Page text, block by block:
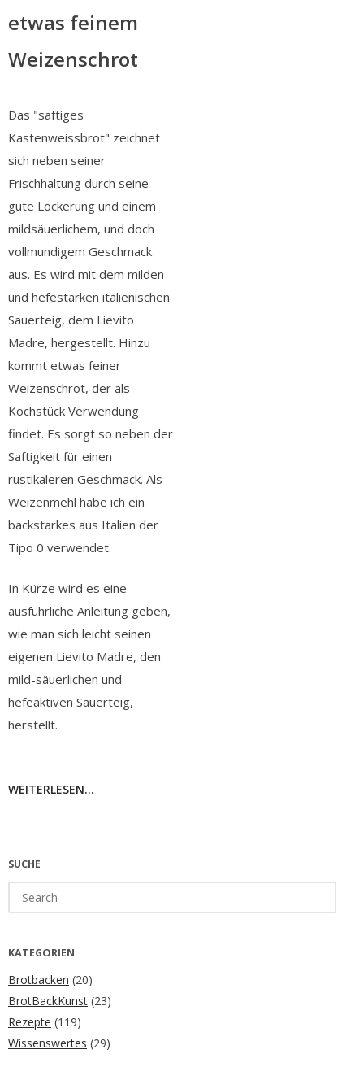
etwas feinem
Weizenschrot
Das "saftiges
Kastenweissbrot" zeichnet
sich neben seiner
Frischhaltung durch seine
gute Lockerung und einem
mildsäuerlichem, und doch
vollmundigem Geschmack
aus. Es wird mit dem milden
und hefestarken italienischen
Sauerteig, dem Lievito
Madre, hergestellt. Hinzu
kommt etwas feiner
Weizenschrot, der als
Kochstück Verwendung
findet. Es sorgt so neben der
Saftigkeit für einen
rustikaleren Geschmack. Als
Weizenmehl habe ich ein
backstarkes aus Italien der
Tipo 0 verwendet.
In Kürze wird es eine
ausführliche Anleitung geben,
wie man sich leicht seinen
eigenen Lievito Madre, den
mild-säuerlichen und
hefeaktiven Sauerteig,
herstellt.
WEITERLESEN...
SUCHE
for:
KATEGORIEN
Brotbacken (20)
BrotBackKunst (23)
Rezepte (119)
Wissenswertes (29)